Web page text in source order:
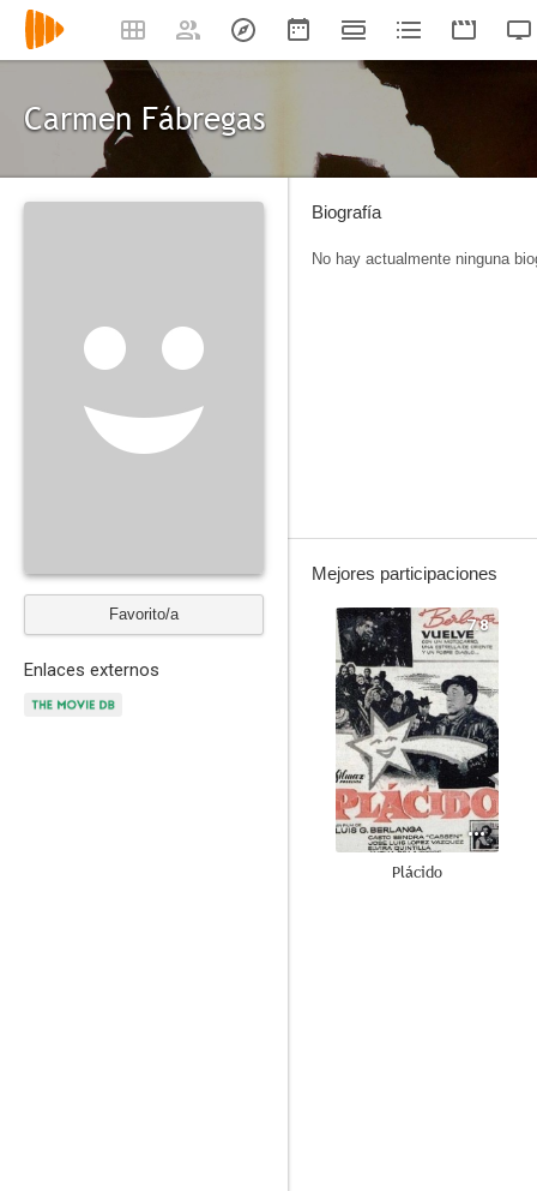
Carmen Fábregas
Favorito/a
Enlaces externos
Biografía
No hay actualmente ninguna
Mejores participaciones
7.8
Plácido